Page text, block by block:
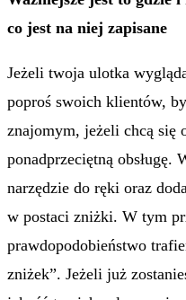
co jest na niej zapisane
Jeżeli twoja ulotka
poproś swoich klientów,
znajomym, jeżeli chcą się
ponadprzeciętną obsługę.
narzędzie do ręki oraz
w postaci zniżki. W tym
prawdopodobieństwo
zniżek”. Jeżeli już